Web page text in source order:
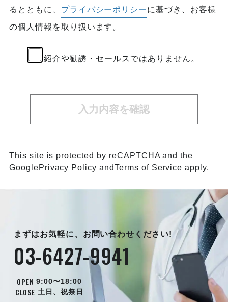
るとともに、 プライバシーポリシーに基づき、お客様
の個人情報を取り扱います。
紹介や勧誘・セールスではありません。
入力内容を確認
This site is protected by reCAPTCHA and the
GooglePrivacy Policy andTerms of Service apply.
まずはお気軽に、お問い合わせください!
03-6427-9941
OPEN 9:00〜18:00
CLOSE 土日、祝祭日